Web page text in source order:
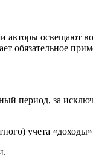
авторы освещают
обязательное
период, за
учета